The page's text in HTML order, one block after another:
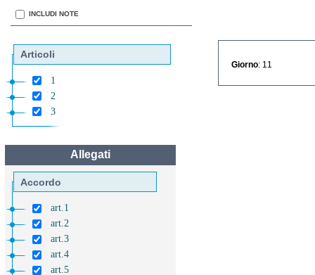
INCLUDI NOTE
Articoli
1
2
3
Allegati
Accordo
art.1
art.2
art.3
art.4
art.5
Giorno : 11